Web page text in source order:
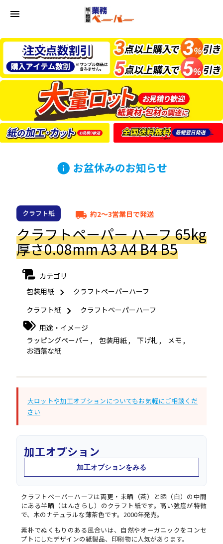
menu
info お盆休みのお知らせ
クラフト紙 local_shipping 約2～3営業日で発送
クラフトペーパー ハーフ 65kg
厚さ0.08mm A3 A4 B4 B5
カテゴリ
包装用紙
クラフトペーパーハーフ
クラフト紙
クラフトペーパーハーフ
用途・イメージ
ラッピングペーパー , 包装用紙 , 下げ札 , メモ ,
お洒落な紙
大ロットや加工オプションについてもお気軽にご相談くだ
さい
加工オプション
加工オプションをみる
クラフトペーパーハーフは両更・未晒（茶）と晒（白）の中間
にある半晒（はんさらし）のクラフト紙です。高い強度が特徴
で、木のナチュラルな薄茶色です。2000年発売。
素朴でぬくもりのある風合いは、自然やオーガニックをコンセ
プトにしたデザインの紙製品、印刷物に人気があります。